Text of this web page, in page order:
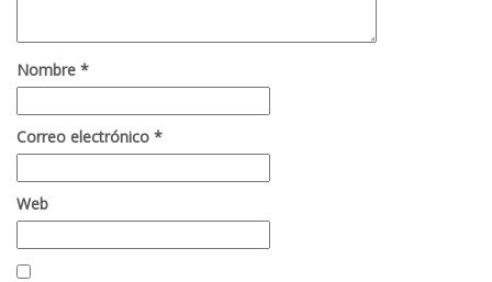
Nombre *
Correo electrónico *
Web